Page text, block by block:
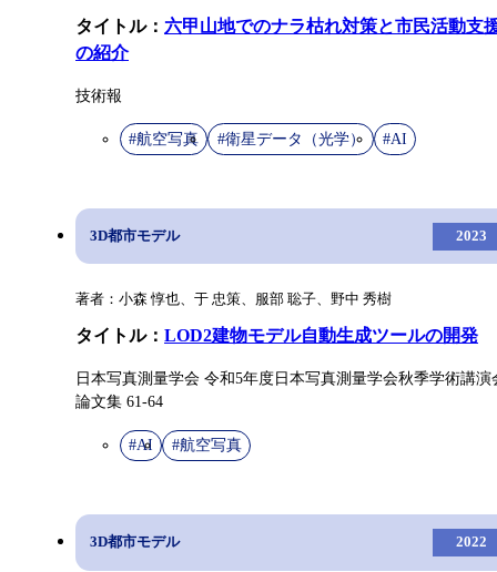
タイトル： 六甲山地でのナラ枯れ対策と市民活動支
の紹介
技術報
#航空写真 #衛星データ（光学） #AI
3D都市モデル 2023
著者：小森 惇也、于 忠策、服部 聡子、野中 秀樹
タイトル： LOD2建物モデル自動生成ツールの開発
日本写真測量学会 令和5年度日本写真測量学会秋季学術講演
論文集 61-64
#AI #航空写真
3D都市モデル 2022